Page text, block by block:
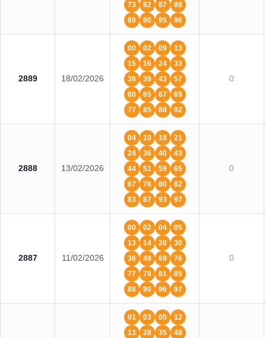
73
82 87
88
89
90 95 96
2889 18/02/2026
00 02 09
13
15
16 24
33
38
39 43
57
60
65 67
69
77
85 88 92
0
2888 13/02/2026
04 10 18
21
24
36 40
43
44
51 59
65
67
76 80
82
83
87 93 97
0
2887 11/02/2026
00 02 04
05
13
14 20
30
36
49 69
76
77
78 81
85
88
90 96 97
0
01 03 05
12
13
28 35
48